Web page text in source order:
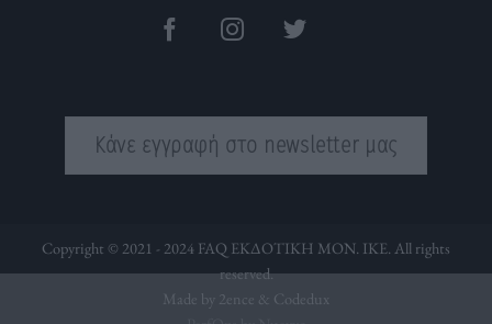
Κάνε εγγραφή στο newsletter μας
Copyright © 2021 - 2024 FAQ ΕΚΔΟΤΙΚΗ ΜΟΝ. ΙΚΕ. All rights
reserved.
Made by 2ence & Codedux